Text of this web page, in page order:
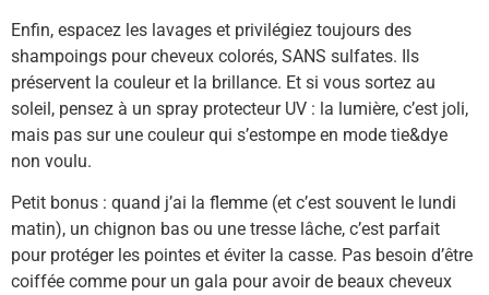
Enfin, espacez les lavages et privilégiez toujours des
shampoings pour cheveux colorés, SANS sulfates. Ils
préservent la couleur et la brillance. Et si vous sortez au
soleil, pensez à un spray protecteur UV : la lumière, c’est joli,
mais pas sur une couleur qui s’estompe en mode tie&dye
non voulu.
Petit bonus : quand j’ai la flemme (et c’est souvent le lundi
matin), un chignon bas ou une tresse lâche, c’est parfait
pour protéger les pointes et éviter la casse. Pas besoin d’être
coiffée comme pour un gala pour avoir de beaux cheveux